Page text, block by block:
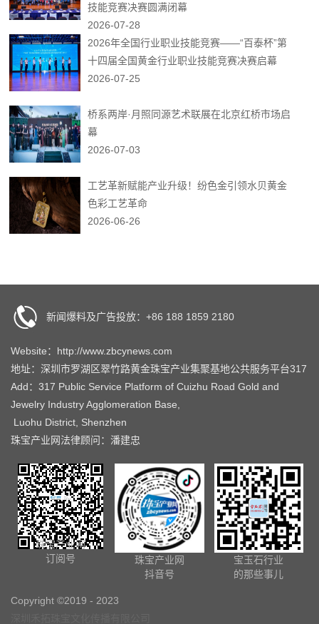
技能竞赛决赛圆满闭幕
2026-07-28
2026年全国行业职业技能竞赛——“百泰杯”第
十四届全国黄金行业职业技能竞赛决赛启幕
2026-07-25
桥系两岸·月照同源艺术联展在北京红桥市场启
幕
2026-07-03
工艺革新赋能产业升级！纷色金引领水贝黄金
色彩工艺革命
2026-06-26
新闻爆料及广告投放：+86 188 1859 2180
Website：http://www.zbcynews.com
地址：深圳市罗湖区翠竹路黄金珠宝产业集聚基地公共服务平台317
Add：317 Public Service Platform of Cuizhu Road Gold and
Jewelry Industry Agglomeration Base,
Luohu District, Shenzhen
珠宝产业网法律顾问：潘建忠
珠宝产业网
订阅号
珠宝产业网
抖音号
宝玉石行业
的那些事儿
Copyright ©2019 - 2023